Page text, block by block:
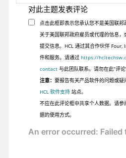
对此主题发表评论
点击此框即表示您承认您不是美国联
关于美国联邦政府雇员或代理的信息
提交信息。HCL 通过其合作伙伴 Four,
件和服务。请通过 https://
contact与此团队联系。请勿在此“评论
注意： 要报告有关产品软件的问题或
HCL 软件支持站点。
不应在此评论框中共享个人数据。请参
据的使用方式。